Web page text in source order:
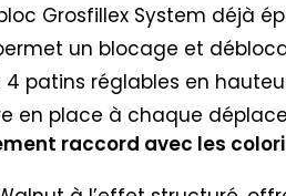
Grosfillex System déjà
un blocage et
patins réglables en
en place à chaque
raccord avec les